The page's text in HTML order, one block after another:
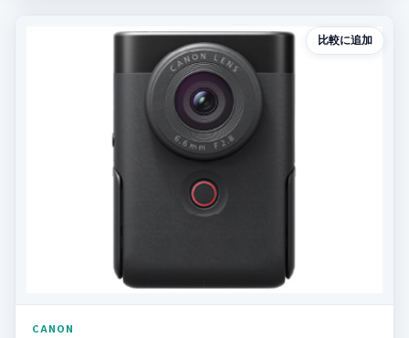
比較に追加
CANON